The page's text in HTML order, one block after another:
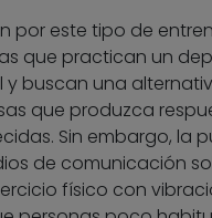
por este tipo de
que practican un
y buscan una
que produzca
Sin embargo, la
de comunicación
físico con